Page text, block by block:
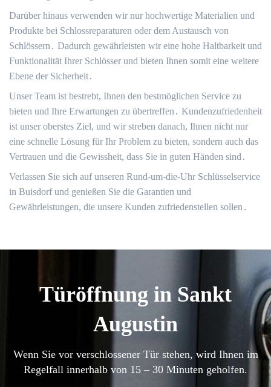
Darüber hinaus verwenden wir nur hochwertige Materialien und
Produkte bei Schlossreparaturen oder dem Austausch von
Schlössern․ Dadurch gewährleisten wir eine hohe Haltbarkeit und
Funktionalität Ihrer Schlösser und bieten Ihnen somit eine weitere
Ebene der Sicherheit․
Unser Team ist bestrebt, Ihnen den bestmöglichen Service zu
bieten und Ihre Erwartungen zu übertreffen․ Kundenzufriedenheit
ist unser oberstes Ziel, und wir streben danach, Ihnen nicht nur
eine schnelle Lösung für Ihr Problem zu bieten, sondern auch das
Vertrauen und die Gewissheit, dass Sie in guten Händen sind․
Verlassen Sie sich auf unseren Rund-um-die-Uhr Schlüsselservice
in Buisdorf und genießen Sie die Garantien und
Gewährleistungen, die unsere Kunden zufriedenstellen sollen․
Türöffnung in Sankt
Augustin
Wenn Sie vor verschlossener Tür stehen, wird Ihnen im
Regelfall innerhalb von 15 – 30 Minuten geholfen.